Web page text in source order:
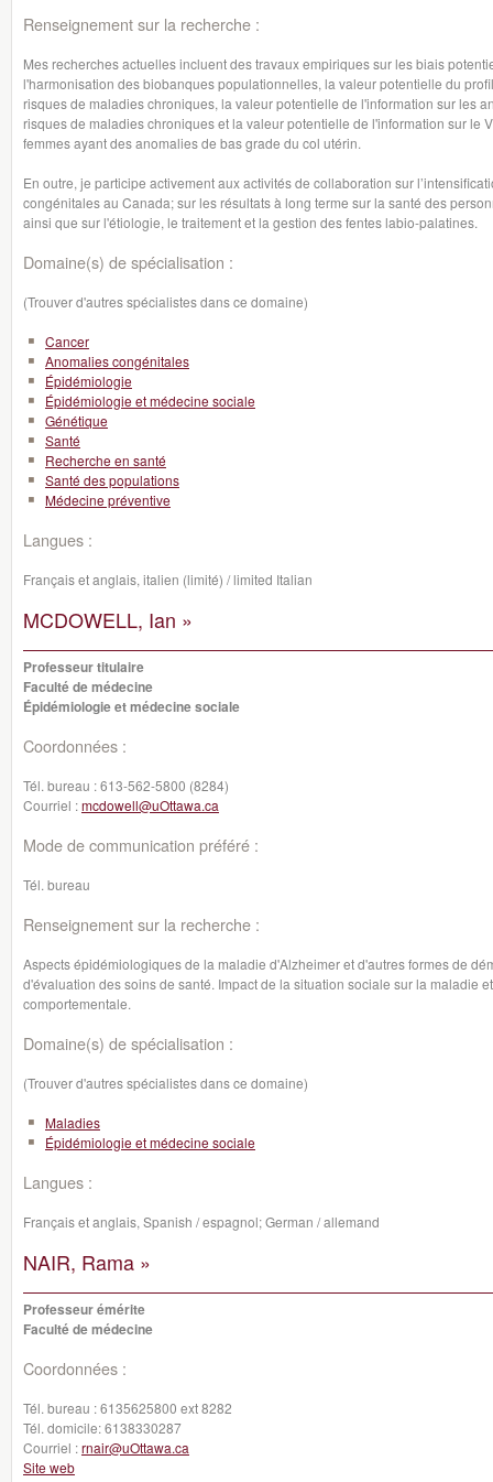
Renseignement sur la recherche :
Mes recherches actuelles incluent des travaux empiriques sur les biais
l'harmonisation des biobanques populationnelles, la valeur potentielle du
risques de maladies chroniques, la valeur potentielle de l'information sur les
risques de maladies chroniques et la valeur potentielle de l'information sur le
femmes ayant des anomalies de bas grade du col utérin.
En outre, je participe activement aux activités de collaboration sur
congénitales au Canada; sur les résultats à long terme sur la santé des
ainsi que sur l'étiologie, le traitement et la gestion des fentes labio-palatines.
Domaine(s) de spécialisation :
(Trouver d'autres spécialistes dans ce domaine)
Cancer
Anomalies congénitales
Épidémiologie
Épidémiologie et médecine sociale
Génétique
Santé
Recherche en santé
Santé des populations
Médecine préventive
Langues :
Français et anglais, italien (limité) / limited Italian
MCDOWELL, Ian »
Professeur titulaire
Faculté de médecine
Épidémiologie et médecine sociale
Coordonnées :
Tél. bureau :613-562-5800 (8284)
Courriel :mcdowell@uOttawa.ca
Mode de communication préféré :
Tél. bureau
Renseignement sur la recherche :
Aspects épidémiologiques de la maladie d'Alzheimer et d'autres formes de
d'évaluation des soins de santé. Impact de la situation sociale sur la maladie
comportementale.
Domaine(s) de spécialisation :
(Trouver d'autres spécialistes dans ce domaine)
Maladies
Épidémiologie et médecine sociale
Langues :
Français et anglais, Spanish / espagnol; German / allemand
NAIR, Rama »
Professeur émérite
Faculté de médecine
Coordonnées :
Tél. bureau :6135625800 ext 8282
Tél. domicile:6138330287
Courriel :rnair@uOttawa.ca
Site web